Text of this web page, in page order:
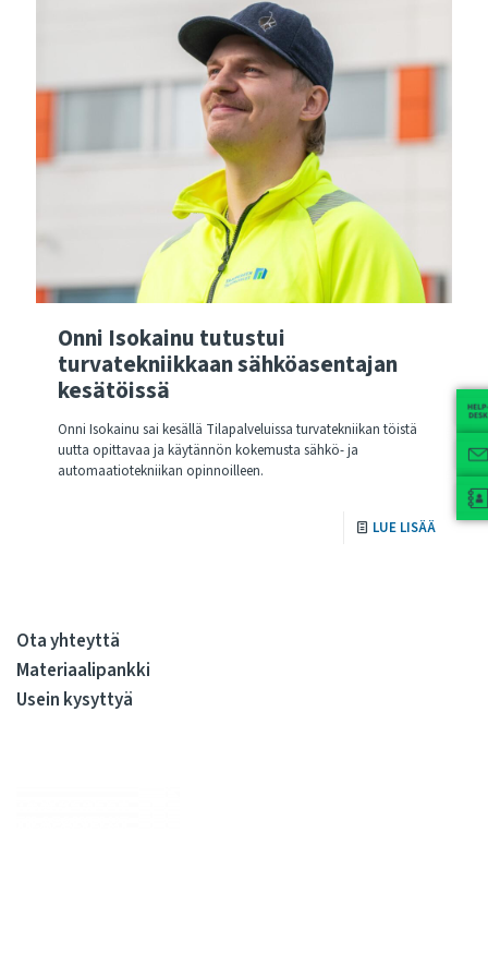
Onni Isokainu tutustui
turvatekniikkaan sähköasentajan
kesätöissä
Onni Isokainu sai kesällä Tilapalveluissa turvatekniikan töistä
uutta opittavaa ja käytännön kokemusta sähkö- ja
automaatiotekniikan opinnoilleen.
LUE LISÄÄ
Ota yhteyttä
Materiaalipankki
Usein kysyttyä